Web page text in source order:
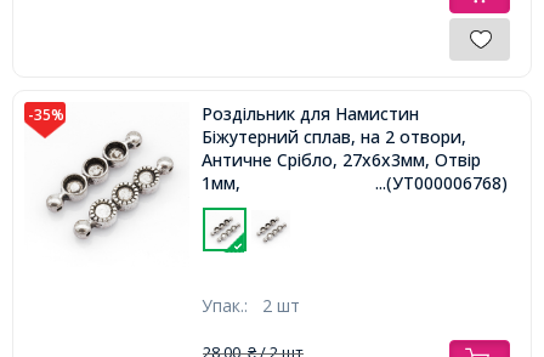
-35%
Роздільник для Намистин
Біжутерний сплав, на 2 отвори,
Античне Срібло, 27х6х3мм, Отвір
1мм,
...(УТ000006768)
Упак.: 2 шт
28,00₴/ 2 шт